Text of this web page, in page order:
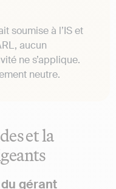
soumise à l’IS et
aucun
ne s’applique.
neutre.
et la
gérant